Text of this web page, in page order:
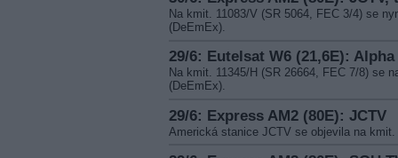
Na kmit. 11083/V (SR 5064, FEC 3/4) se
(DeEmEx).
29/6: Eutelsat W6 (21,6E): Alpha
Na kmit. 11345/H (SR 26664, FEC 7/8) se
(DeEmEx).
29/6: Express AM2 (80E): JCTV
Americká stanice JCTV se objevila na